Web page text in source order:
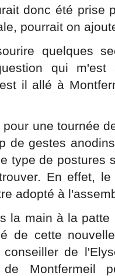
donc été prise
pourrait on
quelques
qui
il allé à
une tournée
de gestes
type de postures
En effet,
adopté à
la main à la
de cette
de
Montfermeil